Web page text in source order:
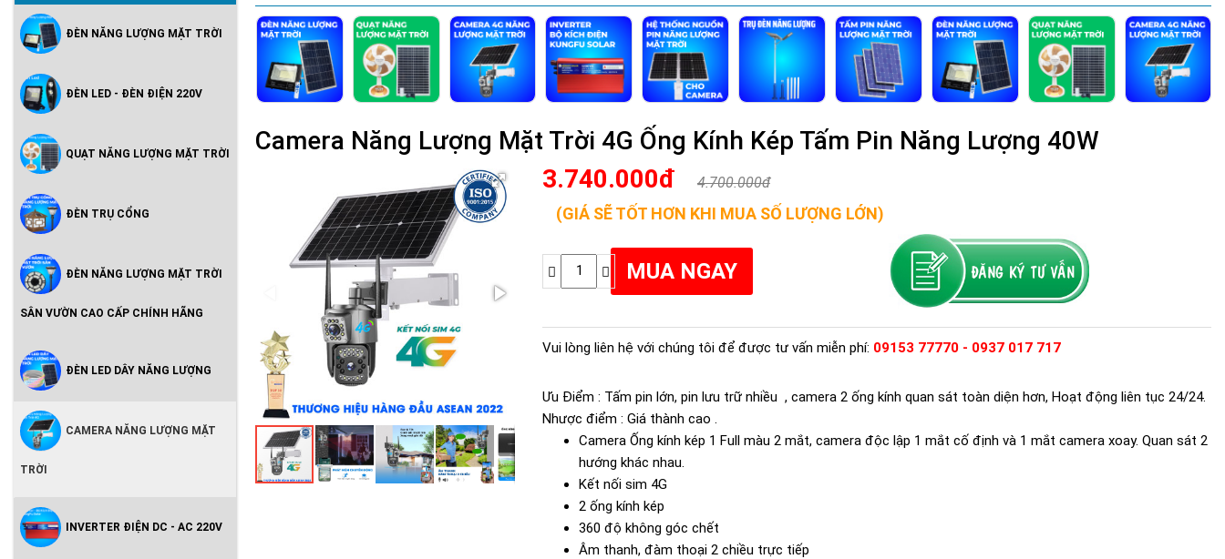
ĐÈN NĂNG LƯỢNG MẶT TRỜI
Vườn Cao Cấp Chính Hãng
ĐÈN LED - ĐÈN ĐIỆN 220V
Hoàng Quốc Bảo - Độ Sáng Cao,
QUẠT NĂNG LƯỢNG MẶT TRỜI
ĐÈN TRỤ CỔNG
ĐÈN NĂNG LƯỢNG MẶT TRỜI
SÂN VƯỜN CAO CẤP CHÍNH HÃNG
ĐÈN LED DÂY NĂNG LƯỢNG
CAMERA NĂNG LƯỢNG MẶT
TRỜI
INVERTER ĐIỆN DC - AC 220V
Camera Năng Lượng Mặt Trời 4G Ống Kính Kép Tấm Pin Năng Lượng 40W
3.740.000đ
4.700.000đ
(GIÁ SẼ TỐT HƠN KHI MUA SỐ LƯỢNG LỚN)
Vui lòng liên hệ với chúng tôi để được tư vấn miễn phí: 09153 77770 - 0937 017 717
Ưu Điểm : Tấm pin lớn, pin lưu trữ nhiều , camera 2 ống kính quan sát toàn diện hơn, Hoạt động liên tục 24/24.
Nhược điểm : Giá thành cao .
Camera Ống kính kép 1 Full màu 2 mắt, camera độc lập 1 mắt cố định và 1 mắt camera xoay. Quan sát 2
hướng khác nhau.
Kết nối sim 4G
2 ống kính kép
360 độ không góc chết
Âm thanh, đàm thoại 2 chiều trực tiếp